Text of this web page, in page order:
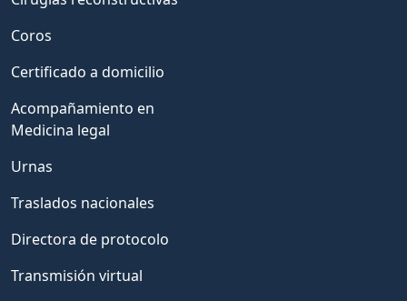
Coros
Certificado a domicilio
Acompañamiento en
Medicina legal
Urnas
Traslados nacionales
Directora de protocolo
Transmisión virtual